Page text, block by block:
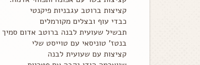
קציצות ברוטב עגבניות פיקנטי
כבדי עוף ובצלים מקורמלים
תבשיל שעועית לבנה ברוטב אדום סמיך
בנטז' טוניסאי עם טוייסט שלי
קציצות עם שעועית לבנה